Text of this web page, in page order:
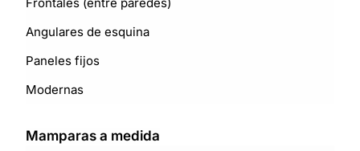
Angulares de esquina
Paneles fijos
Modernas
Mamparas a medida